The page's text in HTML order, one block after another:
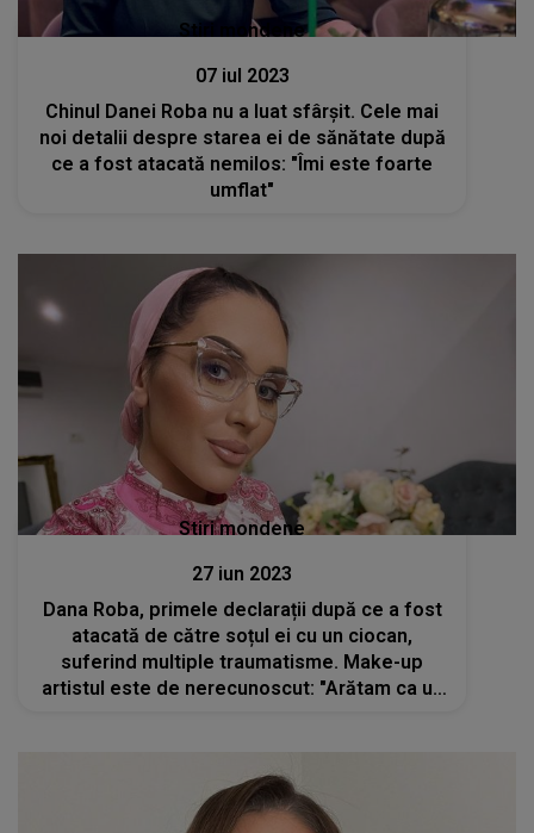
Stiri mondene
07 iul 2023
Chinul Danei Roba nu a luat sfârșit. Cele mai
noi detalii despre starea ei de sănătate după
ce a fost atacată nemilos: "Îmi este foarte
umflat"
Stiri mondene
27 iun 2023
Dana Roba, primele declarații după ce a fost
atacată de către soțul ei cu un ciocan,
suferind multiple traumatisme. Make-up
artistul este de nerecunoscut: "Arătam ca un